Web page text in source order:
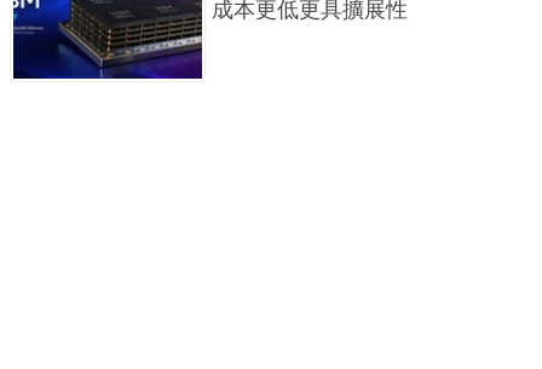
成本更低更具擴展性